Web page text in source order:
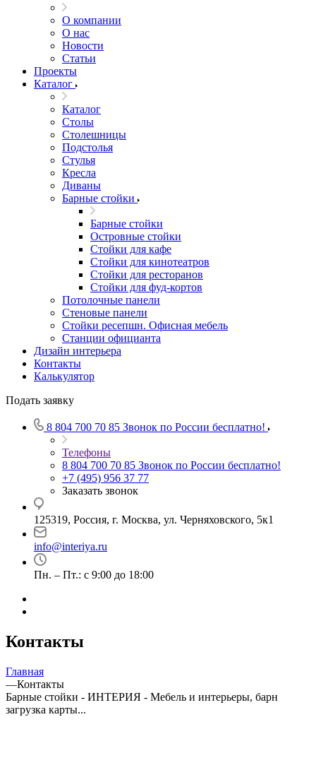
О компании
О нас
Новости
Статьи
Проекты
Каталог
Каталог
Столы
Столешницы
Подстолья
Стулья
Кресла
Диваны
Барные стойки
Барные стойки
Островные стойки
Стойки для кафе
Стойки для кинотеатров
Стойки для ресторанов
Стойки для фуд-кортов
Потолочные панели
Стеновые панели
Стойки ресепшн. Офисная мебель
Станции официанта
Дизайн интерьера
Контакты
Калькулятор
Подать заявку
8 804 700 70 85 Звонок по России бесплатно!
Телефоны
8 804 700 70 85 Звонок по России бесплатно!
+7 (495) 956 37 77
Заказать звонок
125319, Россия, г. Москва, ул. Черняховского, 5к1
info@interiya.ru
Пн. – Пт.: с 9:00 до 18:00
Контакты
Главная
—Контакты
Барные стойки - ИНТЕРИЯ - Мебель и интерьеры, барн
загрузка карты...